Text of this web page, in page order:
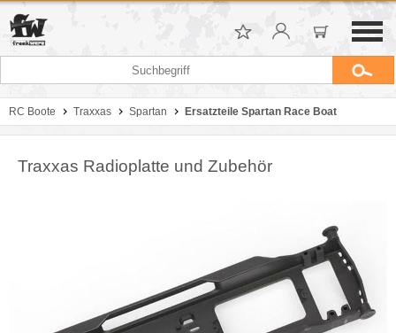
RC Boote Traxxas Spartan Ersatzteile Spartan Race Boat
Traxxas Radioplatte und Zubehör